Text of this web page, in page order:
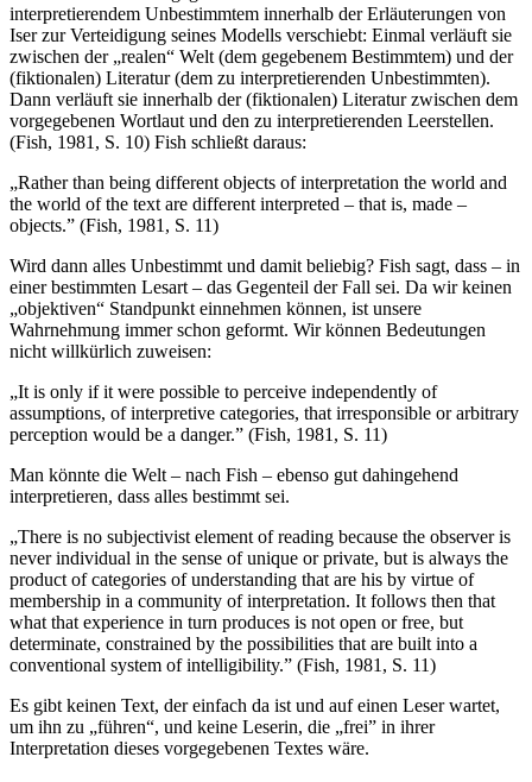
interpretierendem Unbestimmtem innerhalb der Erläuterungen von
Iser zur Verteidigung seines Modells verschiebt: Einmal verläuft sie
zwischen der „realen“ Welt (dem gegebenem Bestimmtem) und der
(fiktionalen) Literatur (dem zu interpretierenden Unbestimmten).
Dann verläuft sie innerhalb der (fiktionalen) Literatur zwischen dem
vorgegebenen Wortlaut und den zu interpretierenden Leerstellen.
(Fish, 1981, S. 10) Fish schließt daraus:
„Rather than being different objects of interpretation the world and
the world of the text are different interpreted – that is, made –
objects.” (Fish, 1981, S. 11)
Wird dann alles Unbestimmt und damit beliebig? Fish sagt, dass – in
einer bestimmten Lesart – das Gegenteil der Fall sei. Da wir keinen
„objektiven“ Standpunkt einnehmen können, ist unsere
Wahrnehmung immer schon geformt. Wir können Bedeutungen
nicht willkürlich zuweisen:
„It is only if it were possible to perceive independently of
assumptions, of interpretive categories, that irresponsible or arbitrary
perception would be a danger.” (Fish, 1981, S. 11)
Man könnte die Welt – nach Fish – ebenso gut dahingehend
interpretieren, dass alles bestimmt sei.
„There is no subjectivist element of reading because the observer is
never individual in the sense of unique or private, but is always the
product of categories of understanding that are his by virtue of
membership in a community of interpretation. It follows then that
what that experience in turn produces is not open or free, but
determinate, constrained by the possibilities that are built into a
conventional system of intelligibility.” (Fish, 1981, S. 11)
Es gibt keinen Text, der einfach da ist und auf einen Leser wartet,
um ihn zu „führen“, und keine Leserin, die „frei” in ihrer
Interpretation dieses vorgegebenen Textes wäre.